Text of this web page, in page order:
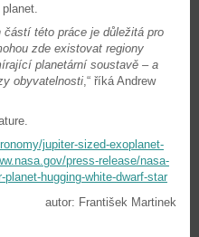
této práce je důležitá pro
zde existovat regiony
planetární soustavě – a
obyvatelnosti,“ říká Andrew
jupiter-sized-exoplanet-
press-release/nasa-
hugging-white-dwarf-star
autor: František Martinek